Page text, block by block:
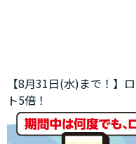
【8月31日(水)まで！】
ト5倍！